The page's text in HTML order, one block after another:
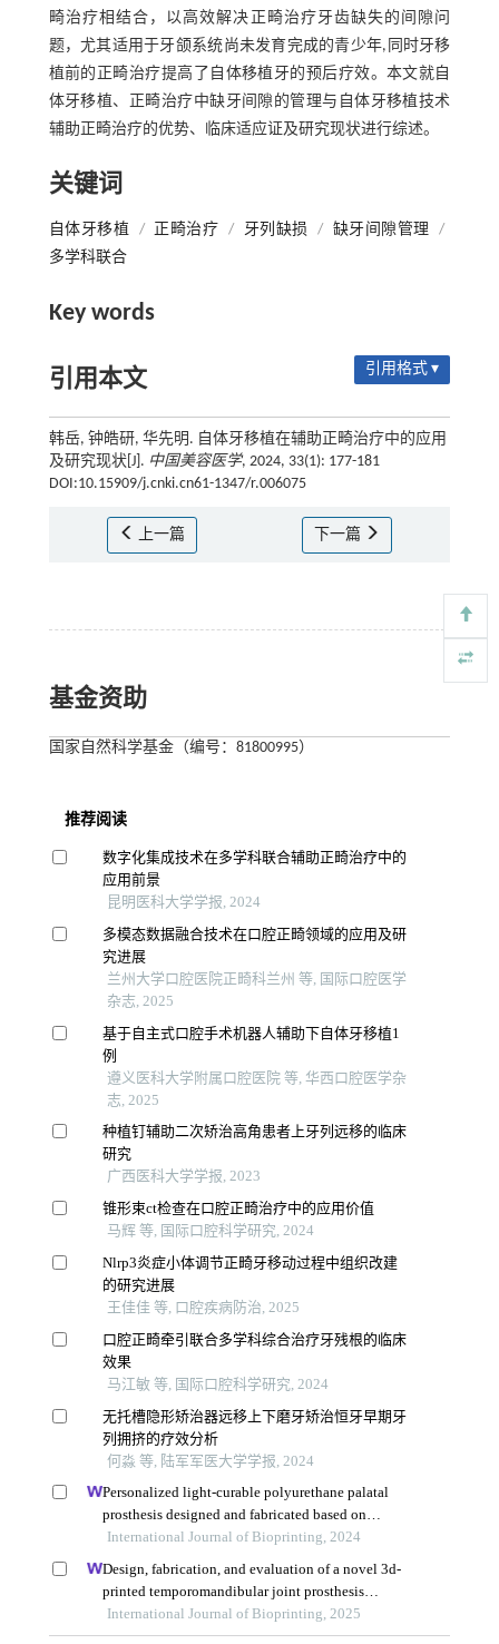
畸治疗相结合，以高效解决正畸治疗牙齿缺失的间隙问
题，尤其适用于牙颌系统尚未发育完成的青少年,同时牙移
植前的正畸治疗提高了自体移植牙的预后疗效。本文就自
体牙移植、正畸治疗中缺牙间隙的管理与自体牙移植技术
辅助正畸治疗的优势、临床适应证及研究现状进行综述。
关键词
自体牙移植 / 正畸治疗 / 牙列缺损 / 缺牙间隙管理
/
多学科联合
Key words
引用本文 引用格式 ▾
韩岳, 钟皓研, 华先明. 自体牙移植在辅助正畸治疗中的应用
及研究现状[J]. 中国美容医学, 2024, 33(1): 177-181
DOI:10.15909/j.cnki.cn61-1347/r.006075
上一篇 下一篇
基金资助
国家自然科学基金（编号：81800995）